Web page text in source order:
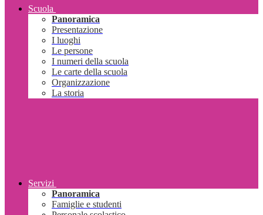
Scuola
Panoramica
Presentazione
I luoghi
Le persone
I numeri della scuola
Le carte della scuola
Organizzazione
La storia
Servizi
Panoramica
Famiglie e studenti